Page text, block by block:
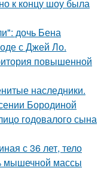
к концу шоу была
дочь Бена
с Джей Ло.
повышенной
наследники.
Бородиной
годовалого сына
с 36 лет, тело
мышечной массы